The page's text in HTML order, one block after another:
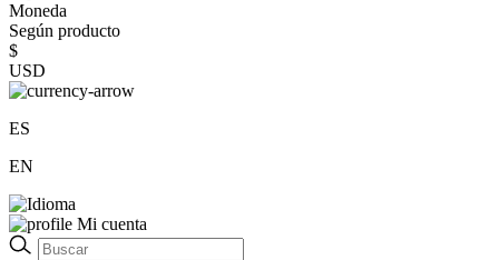
Moneda
Según producto
$
USD
ES
EN
Mi cuenta